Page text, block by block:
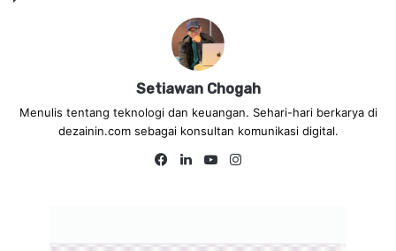
Setiawan Chogah
Menulis tentang teknologi dan keuangan. Sehari-hari berkarya di
dezainin.com sebagai konsultan komunikasi digital.
Fa
Lin
Yo